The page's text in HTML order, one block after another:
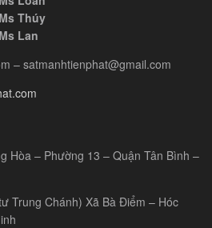
Ms Thúy
Ms Lan
– satmanhtienphat@gmail.com
Hòa – Phường 13 – Quận Tân Bình –
Trung Chánh) Xã Bà Điểm – Hóc